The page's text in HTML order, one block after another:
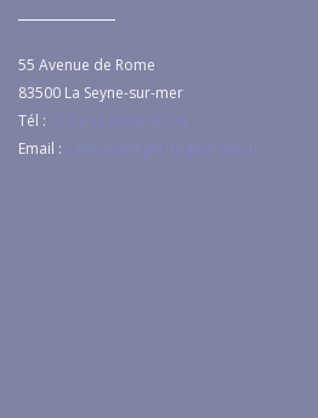
55 Avenue de Rome
83500 La Seyne-sur-mer
Tél : +33 (0)4 94 92 92 04
Email : c.thibault@ghr-region-sud.fr